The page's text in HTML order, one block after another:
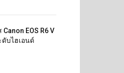
EOS R6 V
ดับไฮเอนด์